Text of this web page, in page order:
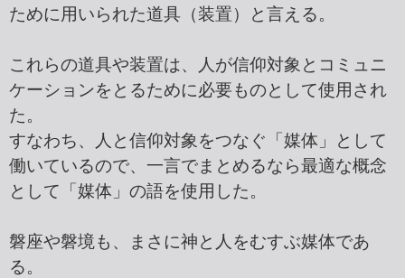
ために用いられた道具（装置）と言える。
これらの道具や装置は、人が信仰対象とコミュニ
ケーションをとるために必要ものとして使用され
た。
すなわち、人と信仰対象をつなぐ「媒体」として
働いているので、一言でまとめるなら最適な概念
として「媒体」の語を使用した。
磐座や磐境も、まさに神と人をむすぶ媒体であ
る。